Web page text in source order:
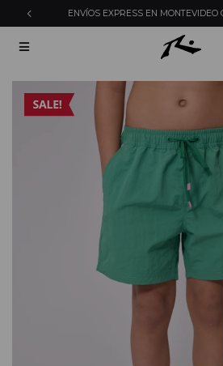
ENVÍOS EXPRESS EN MONTEVIDEO
